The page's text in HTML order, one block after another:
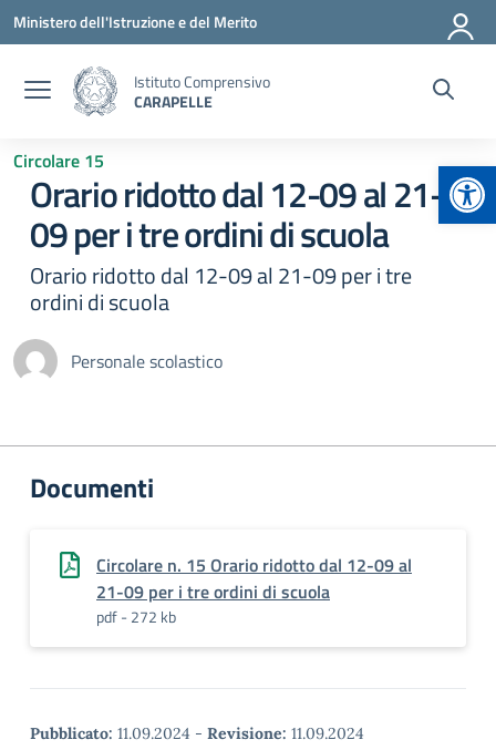
Vai ai contenuti
Vai al menu di navigazione
Vai al footer
Ministero dell'Istruzione e del Merito
Istituto Comprensivo
CARAPELLE
Circolare 15
Orario ridotto dal 12-09 al 21-
09 per i tre ordini di scuola
Orario ridotto dal 12-09 al 21-09 per i tre
ordini di scuola
Personale scolastico
Documenti
Circolare n. 15 Orario ridotto dal 12-09 al
21-09 per i tre ordini di scuola
pdf - 272 kb
Pubblicato: 11.09.2024 - Revisione: 11.09.2024